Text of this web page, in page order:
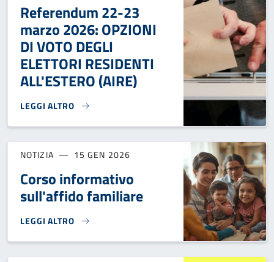
Referendum 22-23
marzo 2026: OPZIONI
DI VOTO DEGLI
ELETTORI RESIDENTI
ALL'ESTERO (AIRE)
LEGGI ALTRO
REFERENDUM 22-23 MARZO 2026: OPZIONI DI VOTO DEGLI
NOTIZIA 15 GEN 2026
Corso informativo
sull'affido familiare
LEGGI ALTRO
CORSO INFORMATIVO SULL'AFFIDO FAMILIARE}